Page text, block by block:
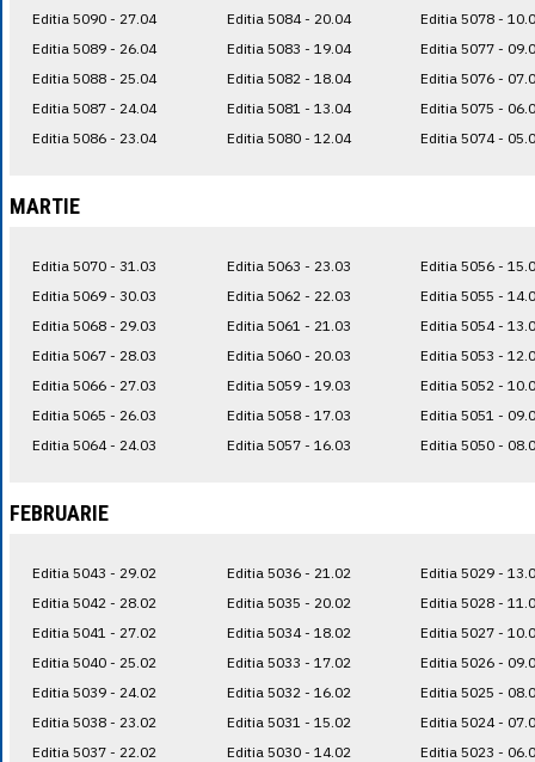
Editia 5090 - 27.04
Editia 5089 - 26.04
Editia 5088 - 25.04
Editia 5087 - 24.04
Editia 5086 - 23.04
Editia 5084 - 20.04
Editia 5083 - 19.04
Editia 5082 - 18.04
Editia 5081 - 13.04
Editia 5080 - 12.04
Editia 5078 -
Editia 5077 -
Editia 5076 -
Editia 5075 -
Editia 5074 -
MARTIE
Editia 5070 - 31.03
Editia 5069 - 30.03
Editia 5068 - 29.03
Editia 5067 - 28.03
Editia 5066 - 27.03
Editia 5065 - 26.03
Editia 5064 - 24.03
Editia 5063 - 23.03
Editia 5062 - 22.03
Editia 5061 - 21.03
Editia 5060 - 20.03
Editia 5059 - 19.03
Editia 5058 - 17.03
Editia 5057 - 16.03
Editia 5056 -
Editia 5055 -
Editia 5054 -
Editia 5053 -
Editia 5052 -
Editia 5051 -
Editia 5050 -
FEBRUARIE
Editia 5043 - 29.02
Editia 5042 - 28.02
Editia 5041 - 27.02
Editia 5040 - 25.02
Editia 5039 - 24.02
Editia 5038 - 23.02
Editia 5037 - 22.02
Editia 5036 - 21.02
Editia 5035 - 20.02
Editia 5034 - 18.02
Editia 5033 - 17.02
Editia 5032 - 16.02
Editia 5031 - 15.02
Editia 5030 - 14.02
Editia 5029 -
Editia 5028 -
Editia 5027 -
Editia 5026 -
Editia 5025 -
Editia 5024 -
Editia 5023 -